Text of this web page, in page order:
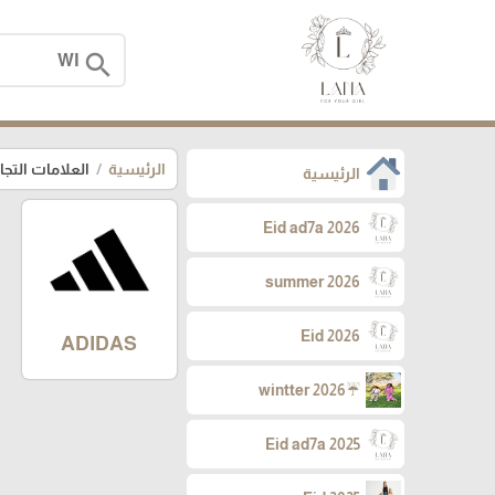
search
الرئيسية
Eid ad7a 2026
summer 2026
Eid 2026
☔wintter 2026
Eid ad7a 2025
الرئيسية العلامات
ADIDAS